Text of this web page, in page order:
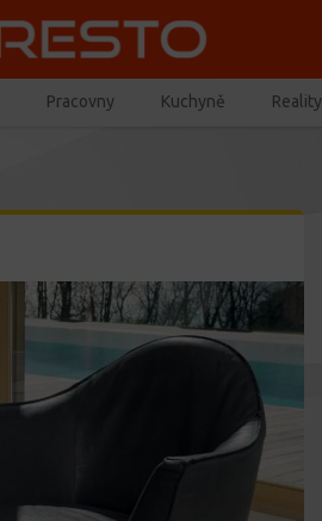
Pracovny Kuchyně Reality